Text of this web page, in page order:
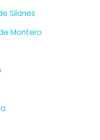
Silanes
Montero